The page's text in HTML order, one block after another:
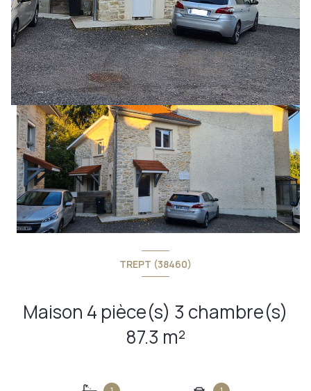
TREPT (38460)
Maison 4 pièce(s) 3 chambre(s)
87.3 m²